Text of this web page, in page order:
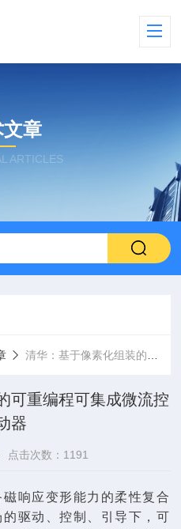
章
ARTICLES
清华：基于像素化组装的可重编程可集成微流控功能模块的磁控柔性驱动器
可重编程可集成微流控
器
点击次数：1191
响应变形能力的柔性复合
驱动、控制、引导下，可